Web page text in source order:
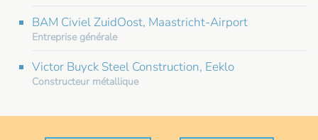
BAM Civiel ZuidOost, Maastricht-Airport
Entreprise générale
Victor Buyck Steel Construction, Eeklo
Constructeur métallique